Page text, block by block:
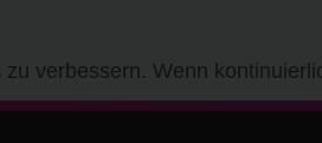
verbessern. Wenn